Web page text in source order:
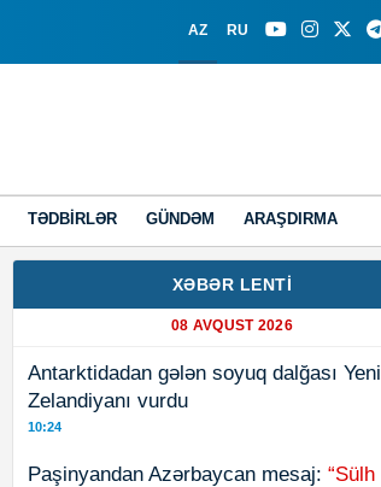
AZ RU
TƏDBIRLƏR GÜNDƏM ARAŞDIRMA
XƏBƏR LENTİ
08 AVQUST 2026
Antarktidadan gələn soyuq dalğası Yeni
Zelandiyanı vurdu
10:24
Paşinyandan Azərbaycan mesaj: “Sülh